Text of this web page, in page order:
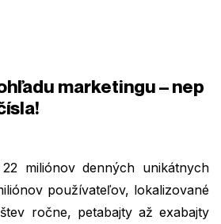
marketingu – nep
miliónov denných unikátnych
používateľov, lokalizované
ročne, petabajty až exabajty